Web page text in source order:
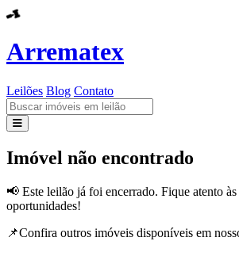
Arrematex
Leilões Blog Contato
Leilões
Imóvel não encontrado
📢 Este leilão já foi encerrado. Fique atento
oportunidades!
📌Confira outros imóveis disponíveis em